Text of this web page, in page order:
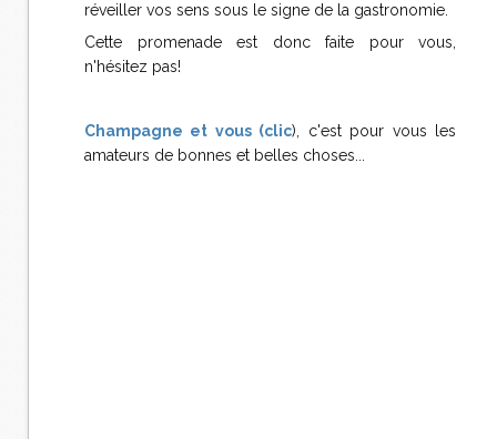
réveiller vos sens sous le signe de la gastronomie.
Cette promenade est donc faite pour vous,
n'hésitez pas!
Champagne et vous (clic), c'est pour vous les
amateurs de bonnes et belles choses...